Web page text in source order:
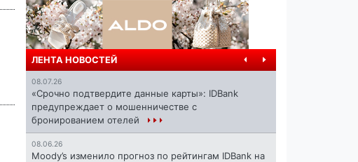
ЛЕНТА НОВОСТЕЙ
08.07.26
«Срочно подтвердите данные карты»: IDBank
предупреждает о мошенничестве с
бронированием отелей
08.06.26
Moody’s изменило прогноз по рейтингам IDBank на